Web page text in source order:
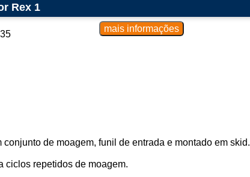
Rex 1
conjunto de moagem, funil de entrada e montado em skid.
ciclos repetidos de moagem.